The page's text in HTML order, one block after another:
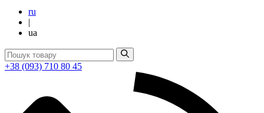
ru
|
ua
+38 (093) 710 80 45